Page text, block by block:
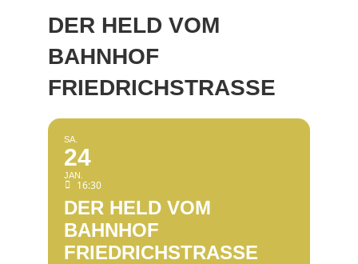
DER HELD VOM
BAHNHOF
FRIEDRICHSTRASSE
SA.
24
JAN.
16:30
DER HELD VOM
BAHNHOF
FRIEDRICHSTRASSE